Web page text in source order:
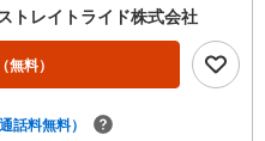
レイトライド株式会社
（無料）
通話料無料）